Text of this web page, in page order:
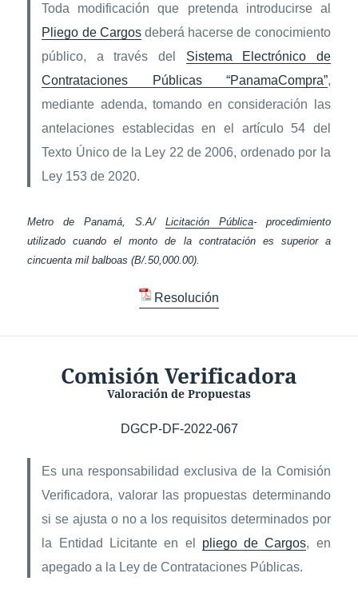
Toda modificación que pretenda introducirse al
Pliego de Cargosdeberá hacerse de conocimiento
público, a través del Sistema Electrónico de
Contrataciones Públicas “PanamaCompra”,
mediante adenda, tomando en consideración las
antelaciones establecidas en el artículo 54 del
Texto Único de la Ley 22 de 2006, ordenado por la
Ley 153 de 2020.
Metro de Panamá, S.A/ Licitación Pública- procedimiento
utilizado cuando el monto de la contratación es superior a
cincuenta mil balboas (B/.50,000.00).
Resolución
Comisión Verificadora
Valoración de Propuestas
DGCP-DF-2022-067
Es una responsabilidad exclusiva de la Comisión
Verificadora, valorar las propuestas determinando
si se ajusta o no a los requisitos determinados por
la Entidad Licitante en el pliego de Cargos, en
apegado a la Ley de Contrataciones Públicas.